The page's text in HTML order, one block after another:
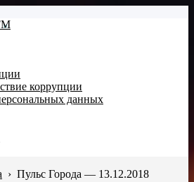
коррупции
данных
› Пульс Города — 13.12.2018